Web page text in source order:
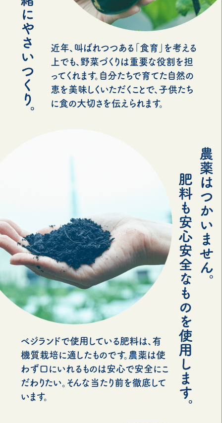
近年、叫ばれつつある「食育」を考える
上でも、野菜づくりは重要な役割を担
ってくれます。自分たちで育てた自然の
恵を美味しくいただくことで、子供たち
に食の大切さを伝えられます。
べジランドで使用している肥料は、有
機質栽培に適したものです。農薬は使
わず口にいれるものは安心で安全にこ
だわりたい。そんな当たり前を徹底して
います。